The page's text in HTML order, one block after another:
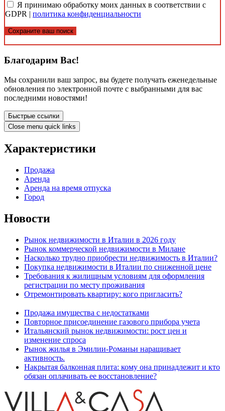
Я принимаю обработку моих данных в соответствии с
GDPR | политика конфиденциальности
Сохраните ваш поиск
Благодарим Вас!
Мы сохранили ваш запрос, вы будете получать еженедельные
обновления по электронной почте с выбранными для вас
последними новостями!
Быстрые ссылки
Close menu quick links
Характеристики
Продажа
Аренда
Аренда на время отпуска
Город
Новости
Рынок недвижимости в Италии в 2026 году
Рынок коммерческой недвижимости в Милане
Насколько трудно приобрести недвижимость в Италии?
Покупка недвижимости в Италии по сниженной цене
Требования к жилищным условиям для оформления
регистрации по месту проживания
Отремонтировать квартиру: кого пригласить?
Продажа имущества с недостатками
Повторное присоединение газового прибора учета
Итальянский рынок недвижимости: рост цен и
изменение спроса
Рынок жилья в Эмилии-Романьи наращивает
активность.
Накрытая балконная плита: кому она принадлежит и кто
обязан оплачивать ее восстановление?